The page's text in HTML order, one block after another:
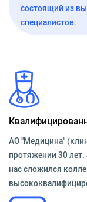
состоящий из
специалистов.
АО "Медицина"
протяжении 30
нас сложился